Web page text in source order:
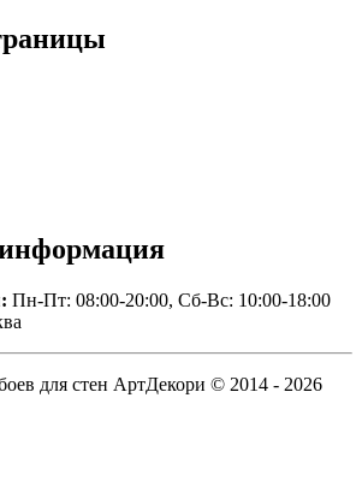
Пн-Пт: 08:00-20:00, Сб-Вс: 10:00-18:00
для стен АртДекори © 2014 - 2026